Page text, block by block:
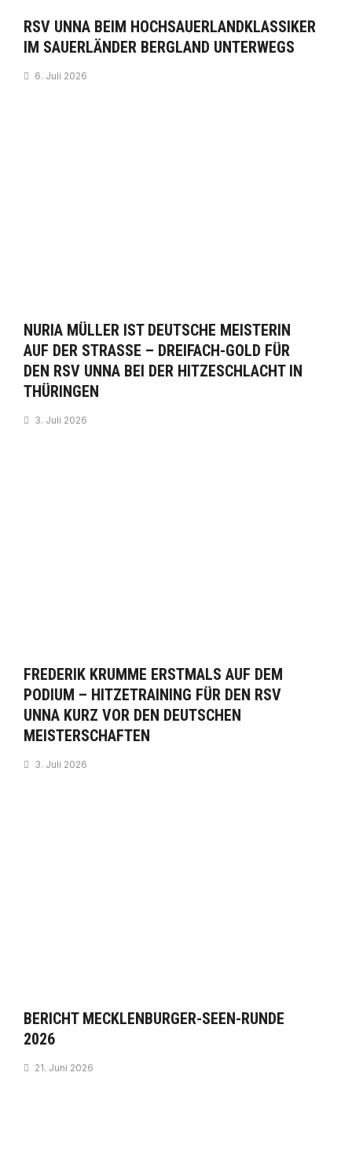
RSV UNNA BEIM HOCHSAUERLANDKLASSIKER
IM SAUERLÄNDER BERGLAND UNTERWEGS
6. Juli 2026
NURIA MÜLLER IST DEUTSCHE MEISTERIN
AUF DER STRASSE – DREIFACH-GOLD FÜR D
EN RSV UNNA BEI DER HITZESCHLACHT IN T
HÜRINGEN
3. Juli 2026
FREDERIK KRUMME ERSTMALS AUF DEM
PODIUM – HITZETRAINING FÜR DEN RSV
UNNA KURZ VOR DEN DEUTSCHEN
MEISTERSCHAFTEN
3. Juli 2026
BERICHT MECKLENBURGER-SEEN-RUNDE
2026
21. Juni 2026